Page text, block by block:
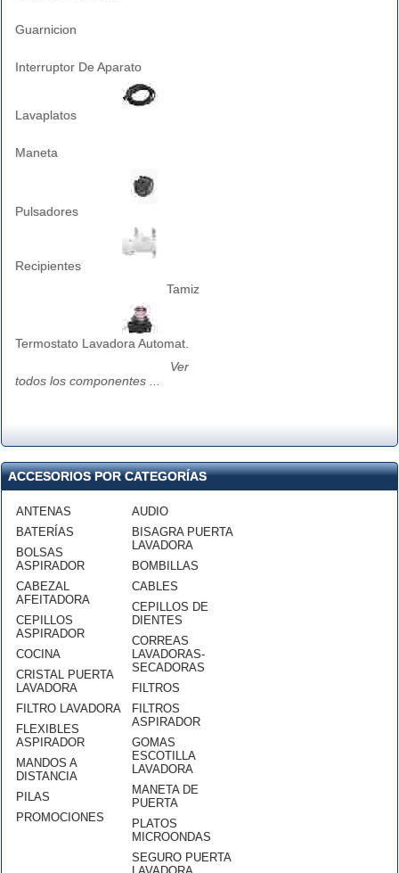
Guarnicion
Interruptor De Aparato
Lavaplatos
Maneta
Pulsadores
Recipientes
Tamiz
Termostato Lavadora Automat.
Ver
todos los componentes ...
ACCESORIOS POR CATEGORÍAS
ANTENAS
BATERÍAS
BOLSAS
ASPIRADOR
CABEZAL
AFEITADORA
CEPILLOS
ASPIRADOR
COCINA
CRISTAL PUERTA
LAVADORA
FILTRO LAVADORA
FLEXIBLES
ASPIRADOR
MANDOS A
DISTANCIA
PILAS
PROMOCIONES
AUDIO
BISAGRA PUERTA
LAVADORA
BOMBILLAS
CABLES
CEPILLOS DE
DIENTES
CORREAS
LAVADORAS-
SECADORAS
FILTROS
FILTROS
ASPIRADOR
GOMAS
ESCOTILLA
LAVADORA
MANETA DE
PUERTA
PLATOS
MICROONDAS
SEGURO PUERTA